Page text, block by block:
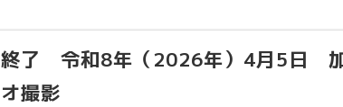
終了 令和8年（2026年）4月5日 加
オ撮影